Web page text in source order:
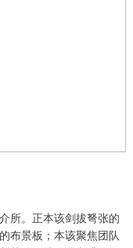
所。正本该剑拔弩张的
布景板；本该聚焦团队